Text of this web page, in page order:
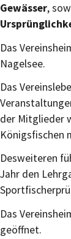
Gewässer,
Das
Nagelsee.
Das
der Mitglieder
Königsfischen
Desweiteren
Jahr den
Das
geöffnet.